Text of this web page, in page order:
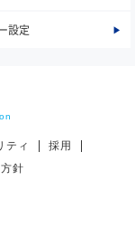
設定
ティ
採用
針